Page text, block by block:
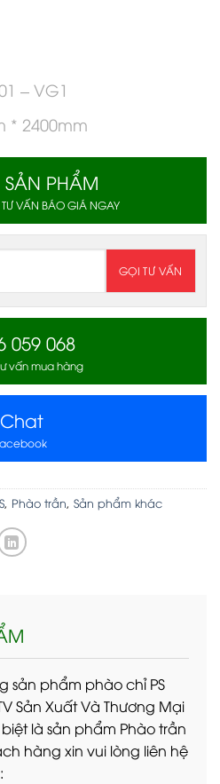
– VG1
* 2400mm
PHẨM
VẤN BÁO GIÁ NGAY
059 068
vấn mua hàng
Chat
, Phào trần, Sản phẩm khác
sản phẩm phào chỉ PS
Sản Xuất Và Thương Mại
là sản phẩm Phào trần
hàng xin vui lòng liên hệ